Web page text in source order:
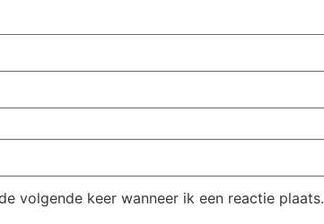
volgende keer wanneer ik een reactie plaats.